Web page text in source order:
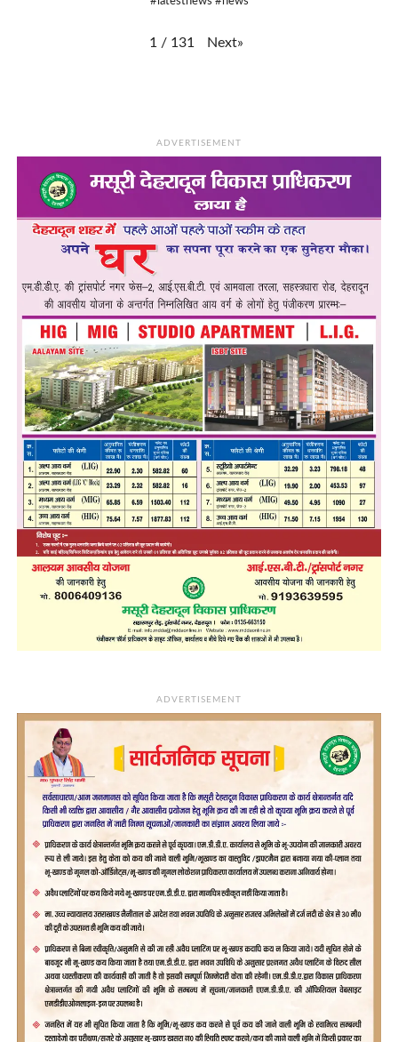
1 / 131 Next»
ADVERTISEMENT
ADVERTISEMENT